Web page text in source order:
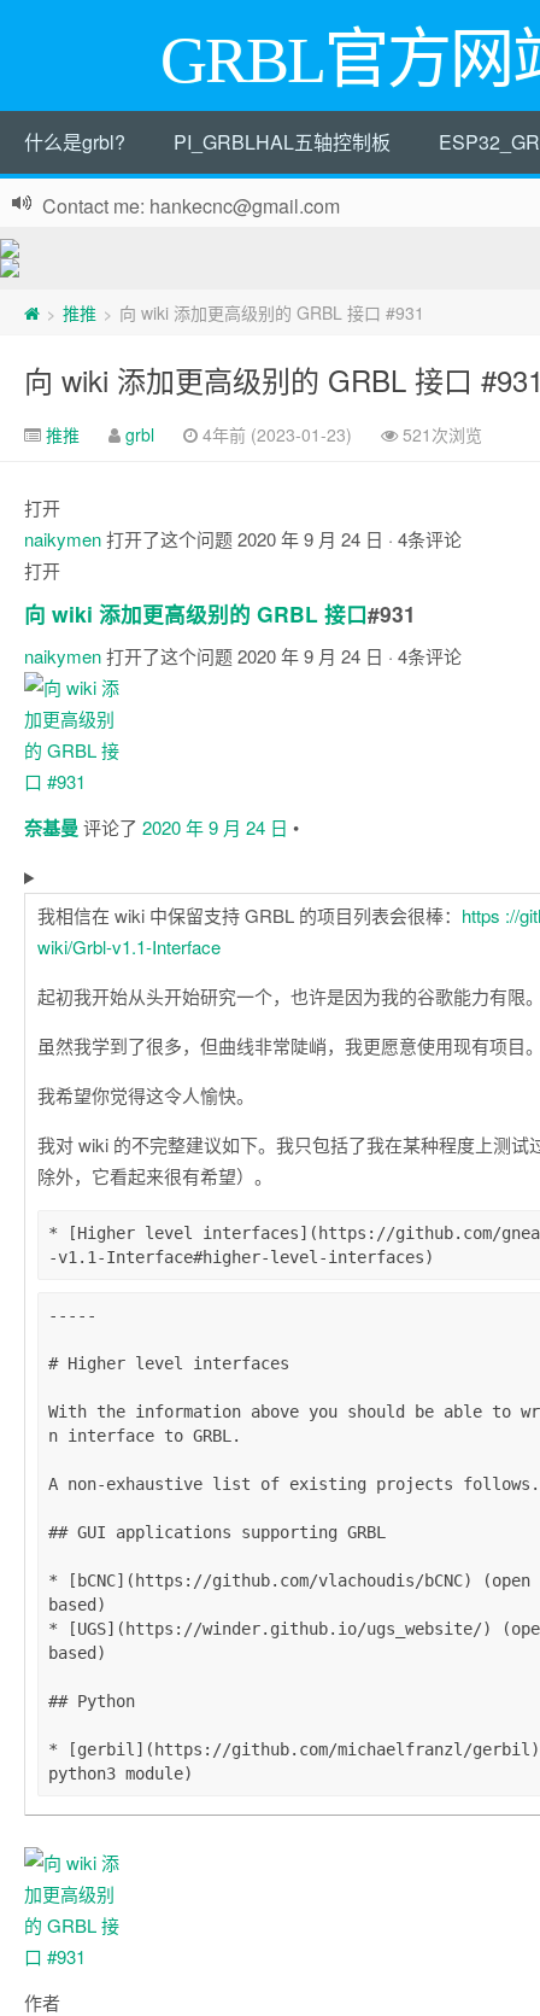
GRBL官方网
什么是grbl? PI_GRBLHAL五轴控制板
Contact me: hankecnc@gmail.com
> 推推 > 向 wiki 添加更高级别的 GRBL 接口 #931
向 wiki 添加更高级别的 GRBL 接口
推推 grbl 4年前 (2023-01-23) 521次浏览
打开
naikymen打开了这个问题2020 年 9 月 24 日 · 4条评论
打开
向 wiki 添加更高级别的 GRBL 接口#931
naikymen打开了这个问题2020 年 9 月 24 日 · 4条评论
注
释
奈基曼 评论了 2020 年 9 月 24 日 •
我相信在 wiki 中保留支持 GRBL 的项目列表会很棒： https ://
wiki/Grbl-v1.1-Interface
起初我开始从头开始研究一个，也许是因为我的谷歌能力有限
虽然我学到了很多，但曲线非常陡峭，我更愿意使用现有项目
我希望你觉得这令人愉快。
我对 wiki 的不完整建议如下。我只包括了我在某种程度上测试
除外，它看起来很有希望）。
* [Higher level interfaces](https://github.com/
-----
# Higher level interfaces
With the information above you should be able to
n interface to GRBL.
A non-exhaustive list of existing projects follows.
## GUI applications supporting GRBL
* [bCNC](https://github.com/vlachoudis/bCNC) (open
based)
* [UGS](https://winder.github.io/ugs_website/)
based)
## Python
* [gerbil](https://github.com/michaelfranzl/gerbil)
作者